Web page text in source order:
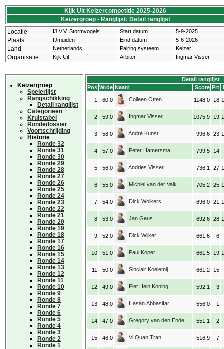
Kijk Uit Keizercompetitie 2025-2026
Keizergroep - Ranglijst: Detail ranglijst
Locatie
IJ.V.V. Stormvogels Start datum 5-9-2025
Plaats IJmuiden Eind datum 5-6-2026
Land Netherlands Pairing systeem Keizer
Organisatie Kijk Uit Arbiter Ingmar Visser
Keizergroep
Spelerlijst
Rangschikking
Detail ranglijst
Categorieën
Kruistabel
Rondedossier
Voortschrijding
Historie
Ronde 32
Ronde 31
Ronde 30
Ronde 29
Ronde 28
Ronde 27
Ronde 26
Ronde 25
Ronde 24
Ronde 23
Ronde 22
Ronde 21
Ronde 20
Ronde 19
Ronde 18
Ronde 17
Ronde 16
Ronde 15
Ronde 14
Ronde 13
Ronde 12
Ronde 11
Ronde 10
Ronde 9
Ronde 8
Ronde 7
Ronde 6
Ronde 5
Ronde 4
Ronde 3
Ronde 2
Ronde 1
Detail ranglijst
Pos Wrde Naam Score Prt
1 60,0 Colleen Otten 1148,0 18
2 59,0 Ingmar Visser 1075,9 19
3 58,0 André Kunst 996,6 23
4 57,0 Peter Hamersma 799,5 14
5 56,0 Andries Visser 736,1 27
6 55,0 Michiel van der Valk 705,2 25
7 54,0 Dick Wolkers 696,0 21
8 53,0 Jan Geus 692,6 28
9 52,0 Dick Wijker 661,6 6
10 51,0 Paul Koper 661,5 19
11 50,0 Sinclair Koelemij 661,2 15
12 49,0 Piet Hein Koning 592,1 3
13 48,0 Hasan Abbasifar 556,0 1
14 47,0 Gregory van den Ende 551,1 2
15 46,0 Vi Quan Tran 516,9 7